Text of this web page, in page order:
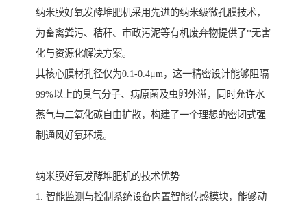
纳米膜好氧发酵堆肥机采用先进的纳米级微孔膜技术，
为畜禽粪污、秸秆、市政污泥等有机废弃物提供了*无害
化与资源化解决方案。
其核心膜材孔径仅为0.1-0.4μm，这一精密设计能够阻隔
99%以上的臭气分子、病原菌及虫卵外溢，同时允许水
蒸气与二氧化碳自由扩散，构建了一个理想的密闭式强
制通风好氧环境。
纳米膜好氧发酵堆肥机的技术优势
1. 智能监测与控制系统设备内置智能传感模块，能够动